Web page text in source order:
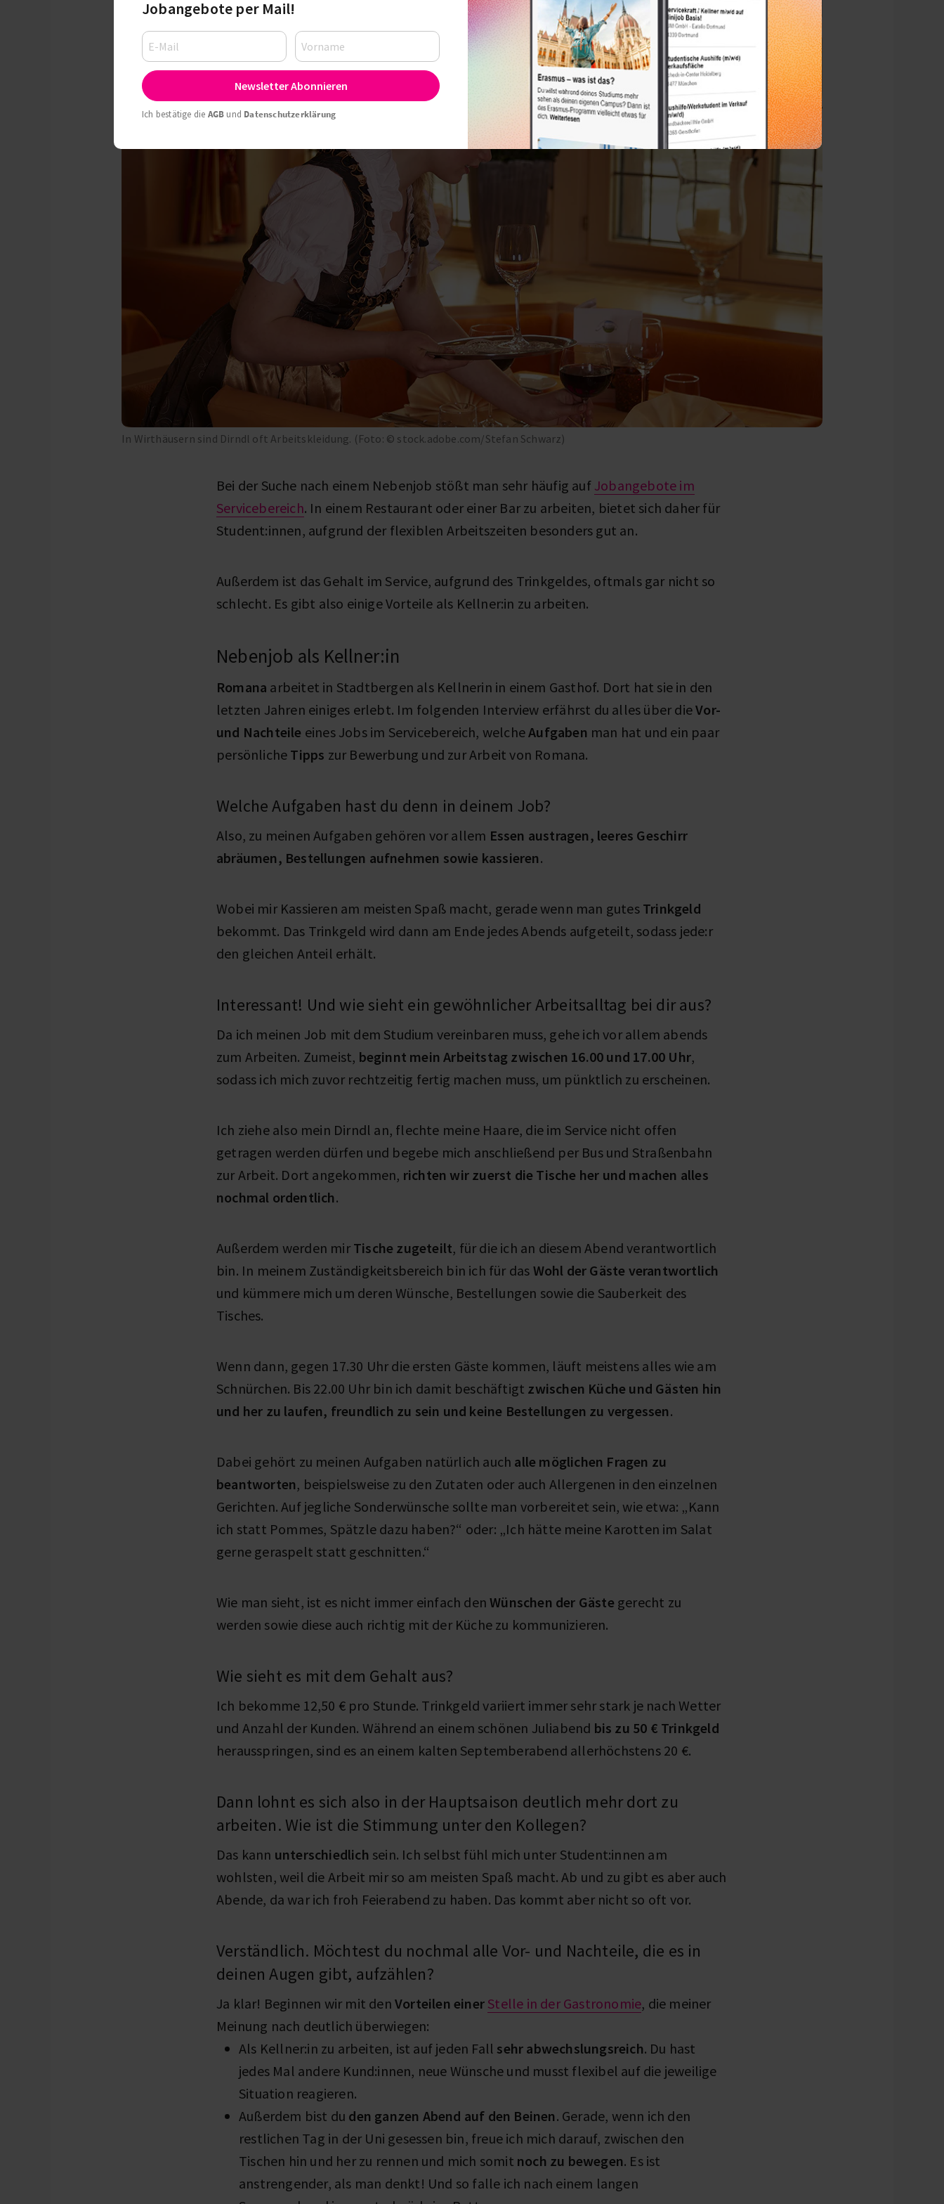
In Wirthäusern sind Dirndl oft Arbeitskleidung. (Foto: © stock.adobe.com/Stefan Schwarz)
Bei der Suche nach einem Nebenjob stößt man sehr häufig auf Jobangebote im
Servicebereich. In einem Restaurant oder einer Bar zu arbeiten, bietet sich daher für
Student:innen, aufgrund der flexiblen Arbeitszeiten besonders gut an.
Außerdem ist das Gehalt im Service, aufgrund des Trinkgeldes, oftmals gar nicht so
schlecht. Es gibt also einige Vorteile als Kellner:in zu arbeiten.
Nebenjob als Kellner:in
Romana arbeitet in Stadtbergen als Kellnerin in einem Gasthof. Dort hat sie in den
letzten Jahren einiges erlebt. Im folgenden Interview erfährst du alles über dieVor-
und Nachteile eines Jobs im Servicebereich, welcheAufgaben man hat und ein paar
persönliche Tipps zur Bewerbung und zur Arbeit von Romana.
Welche Aufgaben hast du denn in deinem Job?
Also, zu meinen Aufgaben gehören vor allem Essen austragen, leeres Geschirr
abräumen, Bestellungen aufnehmen sowie kassieren.
Wobei mir Kassieren am meisten Spaß macht, gerade wenn man gutes Trinkgeld
bekommt. Das Trinkgeld wird dann am Ende jedes Abends aufgeteilt, sodass jede:r
den gleichen Anteil erhält.
Interessant! Und wie sieht ein gewöhnlicher Arbeitsalltag bei dir aus?
Da ich meinen Job mit dem Studium vereinbaren muss, gehe ich vor allem abends
zum Arbeiten. Zumeist, beginnt mein Arbeitstag zwischen 16.00 und 17.00 Uhr,
sodass ich mich zuvor rechtzeitig fertig machen muss, um pünktlich zu erscheinen.
Ich ziehe also mein Dirndl an, flechte meine Haare, die im Service nicht offen
getragen werden dürfen und begebe mich anschließend per Bus und Straßenbahn
zur Arbeit. Dort angekommen, richten wir zuerst die Tische her und machen alles
nochmal ordentlich.
Außerdem werden mir Tische zugeteilt, für die ich an diesem Abend verantwortlich
bin. In meinem Zuständigkeitsbereich bin ich für das Wohl der Gäste verantwortlich
und kümmere mich um deren Wünsche, Bestellungen sowie die Sauberkeit des
Tisches.
Wenn dann, gegen 17.30 Uhr die ersten Gäste kommen, läuft meistens alles wie am
Schnürchen. Bis 22.00 Uhr bin ich damit beschäftigt zwischen Küche und Gästen hin
und her zu laufen, freundlich zu sein und keine Bestellungen zu vergessen.
Dabei gehört zu meinen Aufgaben natürlich auch alle möglichen Fragen zu
beantworten, beispielsweise zu den Zutaten oder auch Allergenen in den einzelnen
Gerichten. Auf jegliche Sonderwünsche sollte man vorbereitet sein, wie etwa: „Kann
ich statt Pommes, Spätzle dazu haben?“ oder: „Ich hätte meine Karotten im Salat
gerne geraspelt statt geschnitten.“
Wie man sieht, ist es nicht immer einfach denWünschen der Gäste gerecht zu
werden sowie diese auch richtig mit der Küche zu kommunizieren.
Wie sieht es mit dem Gehalt aus?
Ich bekomme 12,50 € pro Stunde. Trinkgeld variiert immer sehr stark je nach Wetter
und Anzahl der Kunden. Während an einem schönen Juliabend bis zu 50 € Trinkgeld
herausspringen, sind es an einem kalten Septemberabend allerhöchstens 20 €.
Dann lohnt es sich also in der Hauptsaison deutlich mehr dort zu
arbeiten. Wie ist die Stimmung unter den Kollegen?
Das kann unterschiedlich sein. Ich selbst fühl mich unter Student:innen am
wohlsten, weil die Arbeit mir so am meisten Spaß macht. Ab und zu gibt es aber auch
Abende, da war ich froh Feierabend zu haben. Das kommt aber nicht so oft vor.
Verständlich. Möchtest du nochmal alle Vor- und Nachteile, die es in
deinen Augen gibt, aufzählen?
Ja klar! Beginnen wir mit den Vorteilen einer Stelle in der Gastronomie, die meiner
Meinung nach deutlich überwiegen:
Als Kellner:in zu arbeiten, ist auf jeden Fall sehr abwechslungsreich. Du hast
jedes Mal andere Kund:innen, neue Wünsche und musst flexibel auf die jeweilige
Situation reagieren.
Außerdem bist du den ganzen Abend auf den Beinen. Gerade, wenn ich den
restlichen Tag in der Uni gesessen bin, freue ich mich darauf, zwischen den
Tischen hin und her zu rennen und mich somit noch zu bewegen. Es ist
anstrengender, als man denkt! Und so falle ich nach einem langen
Jobangebote per Mail!
Newsletter Abonnieren
Ich bestätige die AGB und Datenschutzerklärung